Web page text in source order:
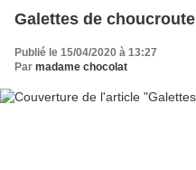
Galettes de choucroute
Publié le 15/04/2020 à 13:27
Par madame chocolat